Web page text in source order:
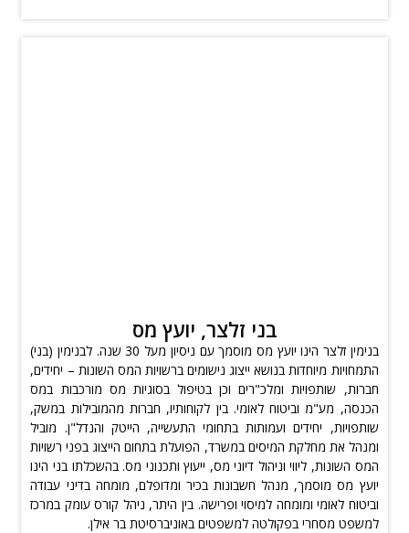
בני זלצר, יועץ מס
בנימין זלצר הינו יועץ מס מוסמך עם ניסיון מעל 30 שנה. לבנימין (בני)
התמחויות מיוחדות בנושא ייצוג נישומים ברשויות המס השונות – יחידים,
חברות, שותפויות ומלכ"רים וכן בטיפול בסוגיות מס מורכבות במס
הכנסה, מע"מ וביטוח לאומי. בין לקוחותיו, חברות מהמובילות במשק,
שותפויות, יחידים ועמותות בתחומי התעשייה, הייטק והנדל"ן. מוביל
ומנהל את מחלקת המיסים במשרד, הפועלת בתחום הייצוג בפני רשויות
המס השונות, ליווי וניהול דיוני מס, ייעוץ ותכנוני מס. בהשכלתו בני הינו
יועץ מס מוסמך, מנהל חשבונות בכיר ומדופלם, מומחה בדיני עבודה
וביטוח לאומי ומומחה למיסוי ופרישה. בין היתר, ניהל קורס עומק במרכז
למשפט מסחרי בפקולטה למשפטים באוניברסיטת בר אילן.